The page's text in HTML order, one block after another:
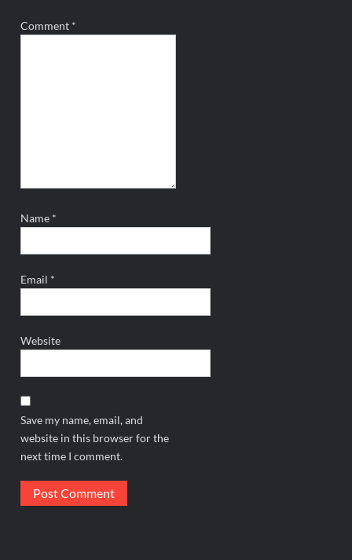
Comment *
Name *
Email *
Website
Save my name, email, and
website in this browser for the
next time I comment.